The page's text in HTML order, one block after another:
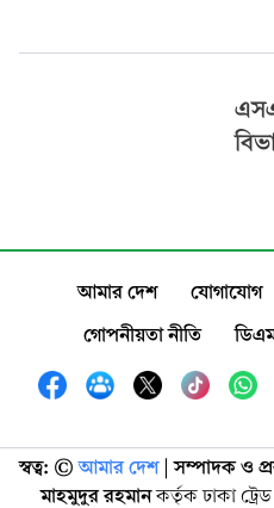
আমার দেশ যোগাযোগ
গোপনীয়তা নীতি
স্বত্ব: ©️ আমার দেশ| সম্পাদক ও
মাহমুদুর রহমানকর্তৃক ঢাকা